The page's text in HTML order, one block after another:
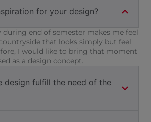
for your design?
end of semester makes me feel
that looks simply but feel
I would like to bring that moment
as a design concept.
design fulfill the need of the